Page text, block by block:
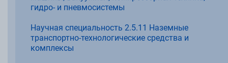
гидро- и пневмосистемы
Научная специальность 2.5.11 Наземные
транспортно-технологические средства и
комплексы